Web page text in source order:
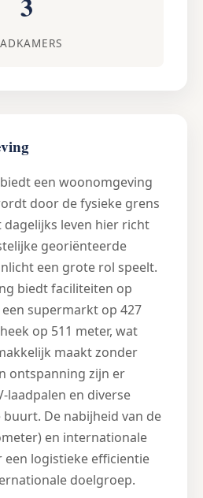
een woonomgeving
door de fysieke grens
dagelijks leven hier richt
georiënteerde
een grote rol speelt.
biedt faciliteiten op
supermarkt op 427
op 511 meter, wat
maakt zonder
ontspanning zijn er
laadpalen en diverse
De nabijheid van de
en internationale
logistieke efficientie
doelgroep.